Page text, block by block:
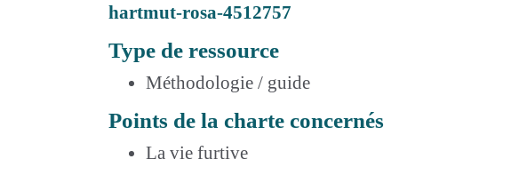
hartmut-rosa-4512757
Type de ressource
Méthodologie / guide
Points de la charte concernés
La vie furtive